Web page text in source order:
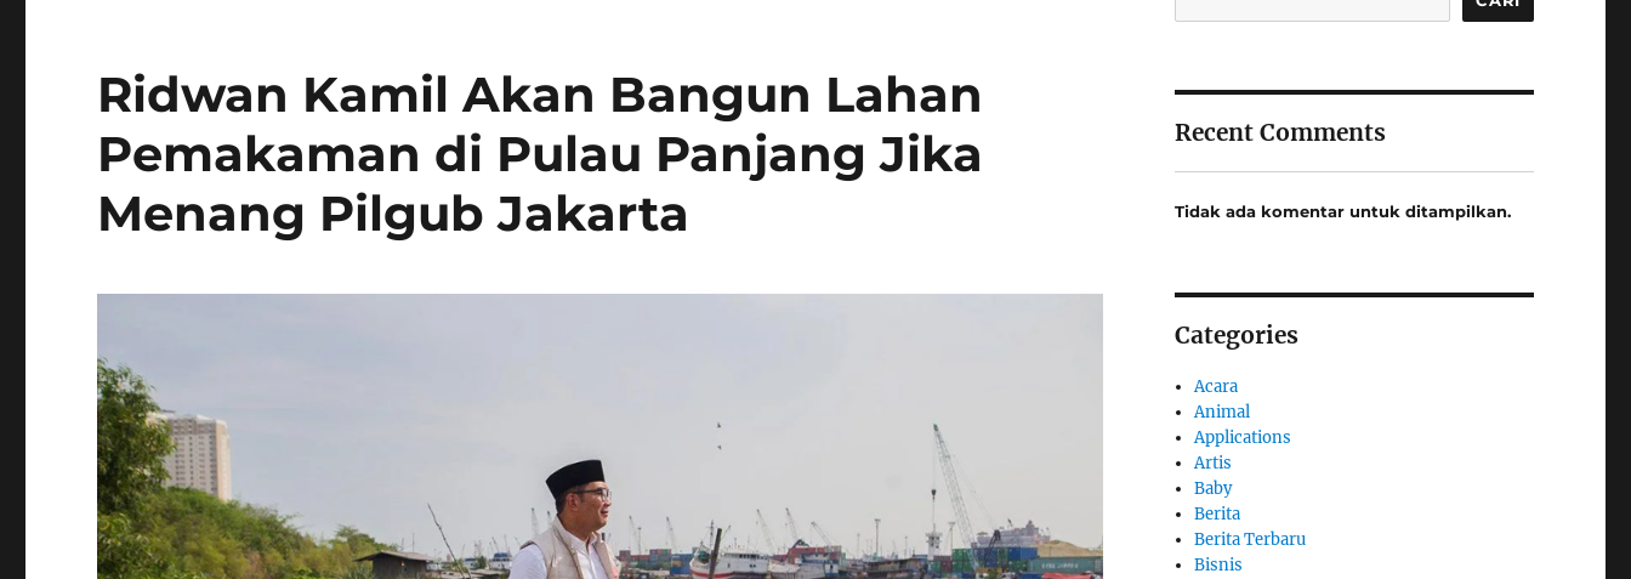
Ridwan Kamil Akan Bangun Lahan
Pemakaman di Pulau Panjang Jika
Menang Pilgub Jakarta
Recent Comments
Tidak ada komentar untuk ditampilkan.
Categories
Acara
Animal
Applications
Artis
Baby
Berita
Berita Terbaru
Bisnis